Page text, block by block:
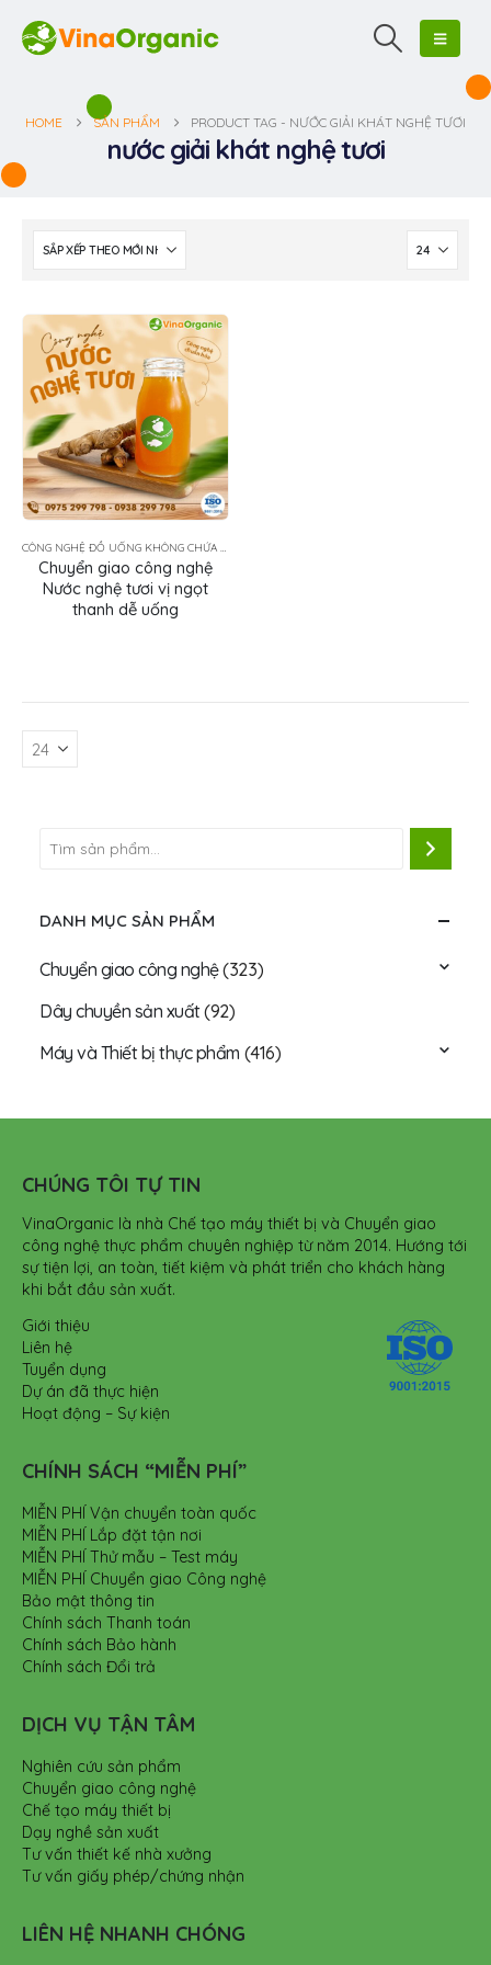
HOME SẢN PHẨM PRODUCT TAG - NƯỚC GIẢI KHÁT NGHỆ TƯƠI
nước giải khát nghệ tươi
CÔNG NGHỆ ĐỒ UỐNG KHÔNG CHỨA SỮA
Chuyển giao công nghệ
Nước nghệ tươi vị ngọt
thanh dễ uống
DANH MỤC SẢN PHẨM
Chuyển giao công nghệ(323)
Dây chuyền sản xuất(92)
Máy và Thiết bị thực phẩm (416)
CHÚNG TÔI TỰ TIN
VinaOrganic là nhà Chế tạo máy thiết bị và Chuyển giao
công nghệ thực phẩm chuyên nghiệp từ năm 2014. Hướng tới
sự tiện lợi, an toàn, tiết kiệm và phát triển cho khách hàng
khi bắt đầu sản xuất.
Giới thiệu
Liên hệ
Tuyển dụng
Dự án đã thực hiện
Hoạt động – Sự kiện
CHÍNH SÁCH “MIỄN PHÍ”
MIỄN PHÍ Vận chuyển toàn quốc
MIỄN PHÍ Lắp đặt tận nơi
MIỄN PHÍ Thử mẫu – Test máy
MIỄN PHÍ Chuyển giao Công nghệ
Bảo mật thông tin
Chính sách Thanh toán
Chính sách Bảo hành
Chính sách Đổi trả
DỊCH VỤ TẬN TÂM
Nghiên cứu sản phẩm
Chuyển giao công nghệ
Chế tạo máy thiết bị
Dạy nghề sản xuất
Tư vấn thiết kế nhà xưởng
Tư vấn giấy phép/chứng nhận
LIÊN HỆ NHANH CHÓNG